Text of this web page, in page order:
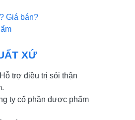
Giá bán?
XỨ
trợ điều trị sỏi thận
ty cổ phần dược phẩm